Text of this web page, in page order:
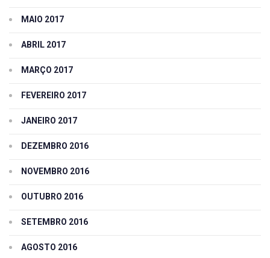
MAIO 2017
ABRIL 2017
MARÇO 2017
FEVEREIRO 2017
JANEIRO 2017
DEZEMBRO 2016
NOVEMBRO 2016
OUTUBRO 2016
SETEMBRO 2016
AGOSTO 2016